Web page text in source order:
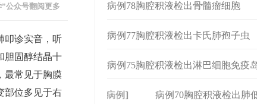
公众号翻阅更多
叩诊实音，听
胆固醇结晶十
最常见于胸膜
部位多见于右
病例78胸腔积液检出骨髓瘤细胞
病例77胸腔积液检出卡氏肺孢子虫
病例75胸腔积液检出淋巴细胞免疫
病例]
病例70胸腔积液检出肺